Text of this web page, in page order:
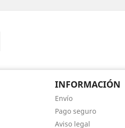
INFORMACIÓN
Envío
Pago seguro
Aviso legal